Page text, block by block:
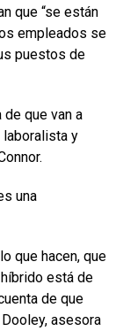
que “se están
empleados se
puestos de
que van a
laboralista y
una
que hacen, que
está de
de que
asesora